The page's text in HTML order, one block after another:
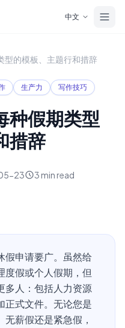
中文
型的模板、主题行和措辞
生产力 写作技巧
种假期类型
措辞
23 3 min read
假申请要广。虽然给
度假或个人假期，但
多人：包括人力资源
正式文件。无论您是
薪假还是紧急假，